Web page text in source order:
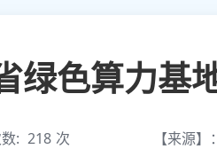
绿色算力基
: 218 次 【来源